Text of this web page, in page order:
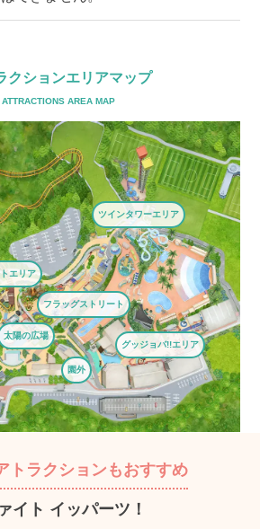
クションエリアマップ
ATTRACTIONS AREA MAP
グッジョバ!!エリア
太陽の広場
ツインタワーエリア
フラッグストリート
エリア
園外
トラクションもおすすめ
イト イッパーツ！